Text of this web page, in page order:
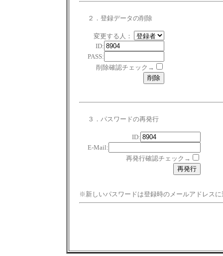
２．登録データの削除
変更する人：
ID:
PASS:
削除確認チェック→
３．パスワードの再発行
ID:
E-Mail:
再発行確認チェック→
※新しいパスワードは登録時のメールアドレスに